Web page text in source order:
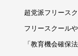
超党派フリース
フリースクール
「教育機会確保